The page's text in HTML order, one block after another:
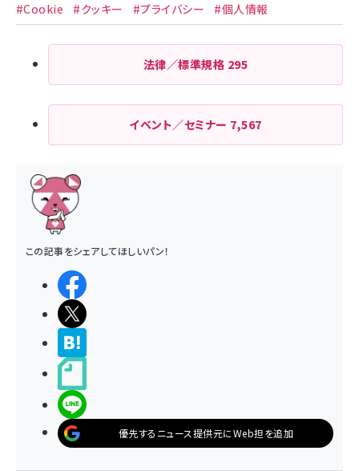
#Cookie #クッキー #プライバシー #個人情報
法律／標準規格 295
イベント／セミナー 7,567
この記事をシェアしてほしいパン！
優先するニュース提供元にWeb担を追加